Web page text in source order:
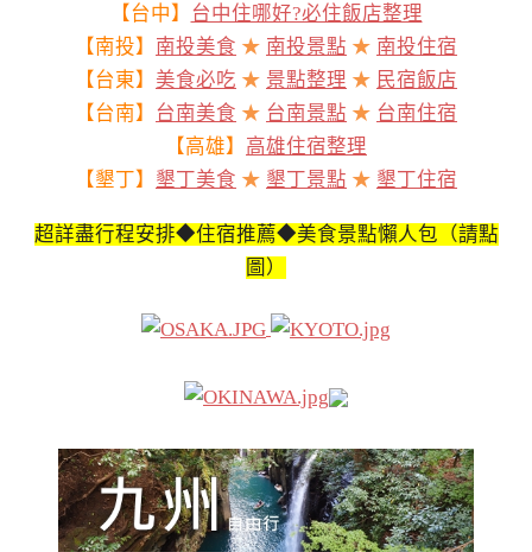
【台中】 台中住哪好?必住飯店整理
【南投】 南投美食 ★ 南投景點 ★ 南投住宿
【台東】 美食必吃 ★ 景點整理 ★ 民宿飯店
【台南】 台南美食 ★ 台南景點 ★ 台南住宿
【高雄】 高雄住宿整理
【墾丁】 墾丁美食 ★ 墾丁景點 ★ 墾丁住宿
超詳盡行程安排◆住宿推薦◆美食景點懶人包（請點
圖）